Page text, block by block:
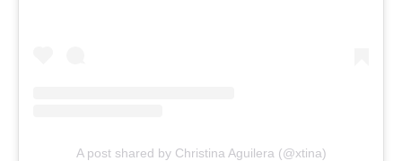
A post shared by Christina Aguilera (@xtina)